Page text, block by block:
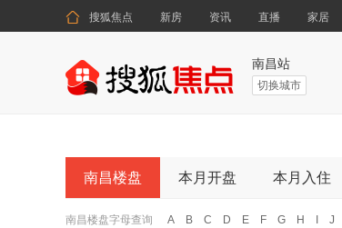
 搜狐焦点 新房 资讯 直播 家居
南昌站
切换城市
南昌楼盘 本月开盘 本月入住
南昌楼盘字母查询 A B C D E F G H J